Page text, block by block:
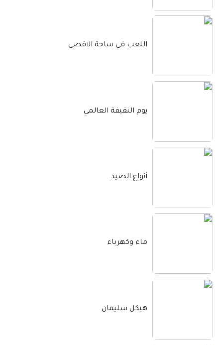
اللعب في ساحة الاقصى
يوم النقيفة العالمي
أنواع الصيد
ماء وكهرباء
هيكل سليمان